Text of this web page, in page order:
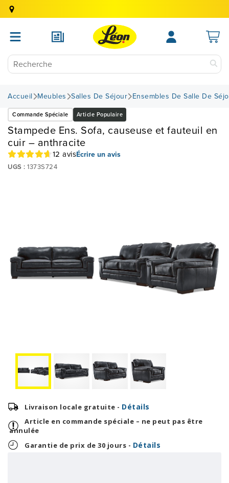
Accueil Meubles Salles De Séjour Ensembles De Salle De
Commande Spéciale Article Populaire
Stampede Ens. Sofa, causeuse et fauteuil en
cuir – anthracite
12 avisÉcrire un avis
UGS : 1373S724
Livraison locale gratuite - Détails
Article en commande spéciale – ne peut pas être
annulée
Garantie de prix de 30 jours - Détails